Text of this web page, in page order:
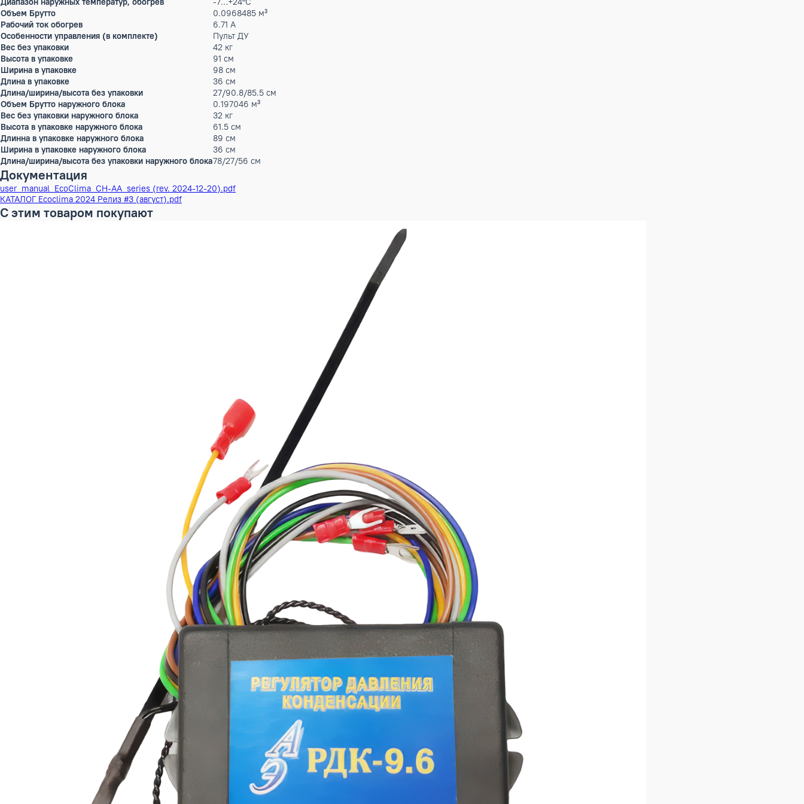
Потребляемая мощность (охлаждение)
1.638 кВт
Потребляемая мощность (обогрев)
Расход воздуха
850 м³/ч
Параметры электропитания
Рабочий ток охлаждение
Max.длина магистрали
Перепад высот
7 м
Диаметр труб (жидкость)
6,35 (1/4) мм (дюйм)
Диаметр труб (газ)
Тип хладагента
R410A
Диапазон наружных температур, охлаждение
Диапазон наружных температур, обогрев
Объем Брутто
0.0968485 м³
Рабочий ток обогрев
Особенности управления (в комплекте)
Вес без упаковки
Высота в упаковке